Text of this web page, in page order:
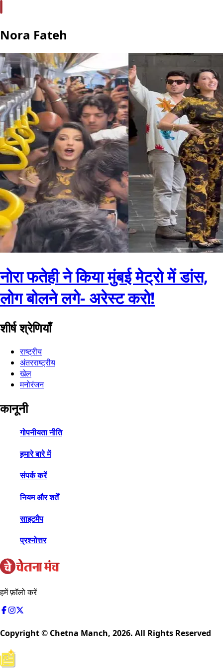
Nora Fateh
नोरा फतेही ने किया मुंबई मेट्रो में डांस,
लोग बोलने लगे- अरेस्ट करो!
शीर्ष श्रेणियाँ
राष्ट्रीय
अंतरराष्ट्रीय
खेल
मनोरंजन
कानूनी
गोपनीयता नीति
हमारे बारे में
संपर्क करें
नियम और शर्तें
साइटमैप
प्रश्नोत्तर
हमें फ़ॉलो करें
Copyright © Chetna Manch, 2026. All Rights Reserved